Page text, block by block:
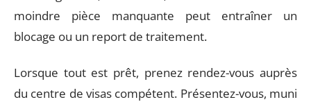
moindre pièce manquante peut entraîner un
blocage ou un report de traitement.
Lorsque tout est prêt, prenez rendez-vous auprès
du centre de visas compétent. Présentez-vous, muni